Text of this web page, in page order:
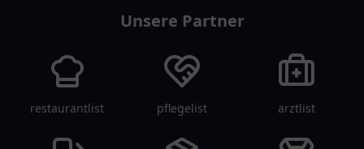
Unsere Partner
restaurantlist pflegelist arztlist